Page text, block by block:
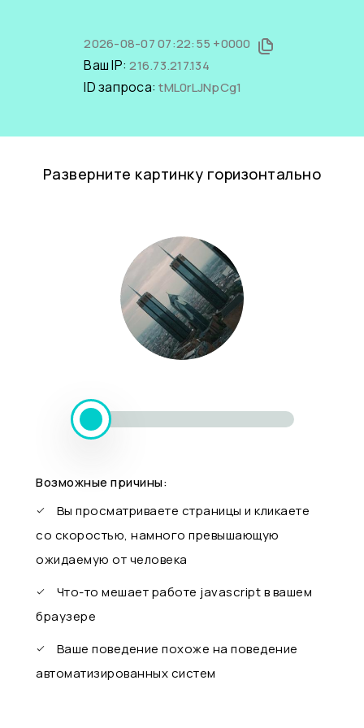
2026-08-07 07:22:55 +0000
Ваш IP:216.73.217.134
ID запроса:tML0rLJNpCg1
Разверните картинку горизонтально
Возможные причины:
Вы просматриваете страницы и кликаете
со скоростью, намного превышающую
ожидаемую от человека
Что-то мешает работе javascript в вашем
браузере
Ваше поведение похоже на поведение
автоматизированных систем